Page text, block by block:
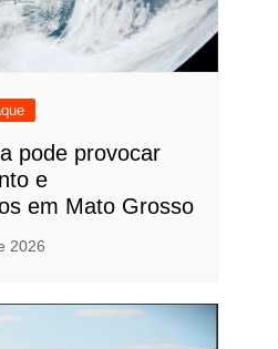
pode provocar
e
em Mato Grosso
2026